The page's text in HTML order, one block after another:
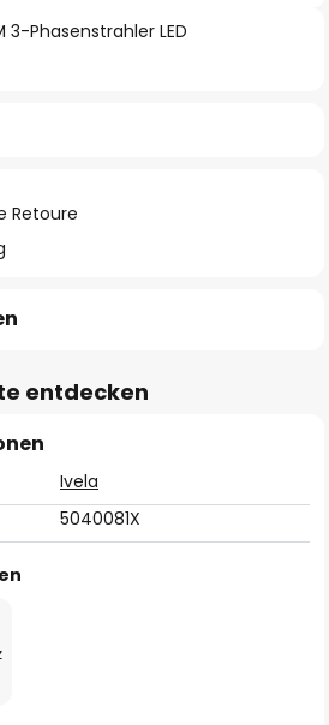
Phasenstrahler LED
Retoure
entdecken
Ivela
5040081X